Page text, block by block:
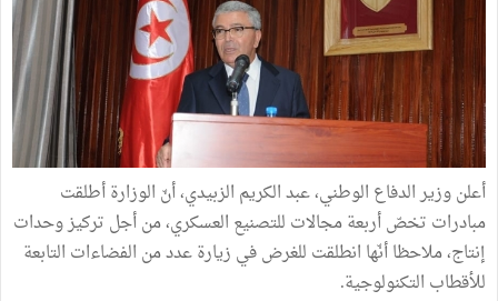
أعلن وزير الدفاع الوطني، عبد الكريم الزبيدي، أنّ الوزارة أطلقت
مبادرات تخصّ أربعة مجالات للتصنيع العسكري، من أجل تركيز وحدات
إنتاج، ملاحظا أنّها انطلقت للغرض في زيارة عدد من الفضاءات التابعة
للأقطاب التكنولوجية.